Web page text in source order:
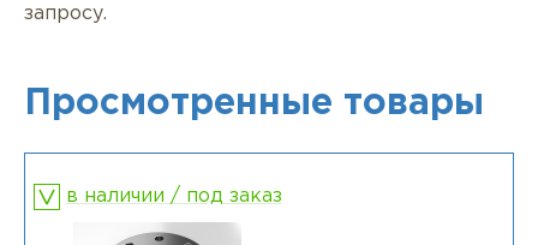
запросу.
Просмотренные товары
в наличии / под заказ